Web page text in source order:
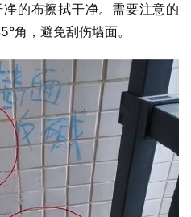
的布擦拭干净。需要注意的
角，避免刮伤墙面。